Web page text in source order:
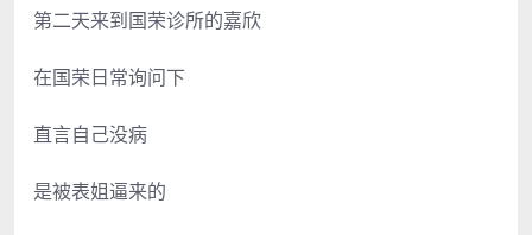
第二天来到国荣诊所的嘉欣
在国荣日常询问下
直言自己没病
是被表姐逼来的